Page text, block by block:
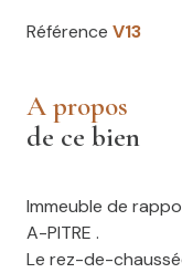
Référence V13
a propos
de ce bien
Immeuble de
A-PITRE .
Le rez-de-